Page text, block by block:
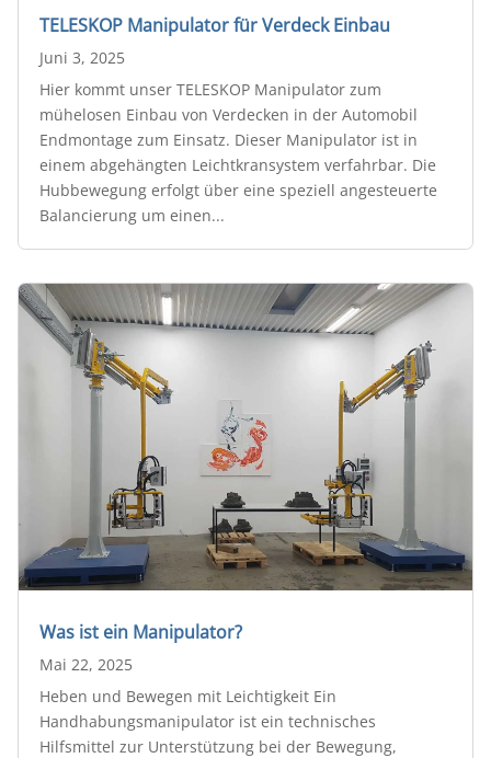
TELESKOP Manipulator für Verdeck Einbau
Juni 3, 2025
Hier kommt unser TELESKOP Manipulator zum
mühelosen Einbau von Verdecken in der Automobil
Endmontage zum Einsatz. Dieser Manipulator ist in
einem abgehängten Leichtkransystem verfahrbar. Die
Hubbewegung erfolgt über eine speziell angesteuerte
Balancierung um einen...
Was ist ein Manipulator?
Mai 22, 2025
Heben und Bewegen mit Leichtigkeit Ein
Handhabungsmanipulator ist ein technisches
Hilfsmittel zur Unterstützung bei der Bewegung,